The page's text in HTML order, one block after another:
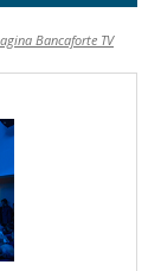
Bancaforte TV